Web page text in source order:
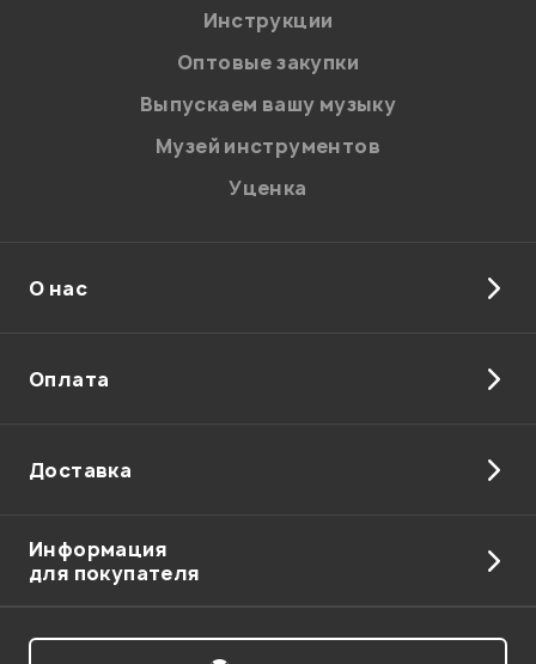
на обработку персональных данных в
Политикой в отношении обработки
персональных данных.
Введите проверочное число:
Отправить
Инструкции
Оптовые закупки
Выпускаем вашу музыку
Музей инструментов
Уценка
О нас
Оплата
Доставка
Информация
для покупателя